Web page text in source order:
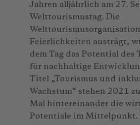
Jahren alljährlich am 27.
Welttourismustag. Die
Feierlichkeiten austrägt,
dem Tag das Potential des
für nachhaltige
Titel „Tourismus und
Wachstum“ stehen 2021
Mal hintereinander die
Potentiale im Mittelpunkt.